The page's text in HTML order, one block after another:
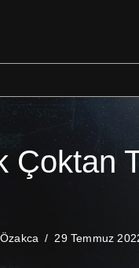
Çoktan
29 Temmuz